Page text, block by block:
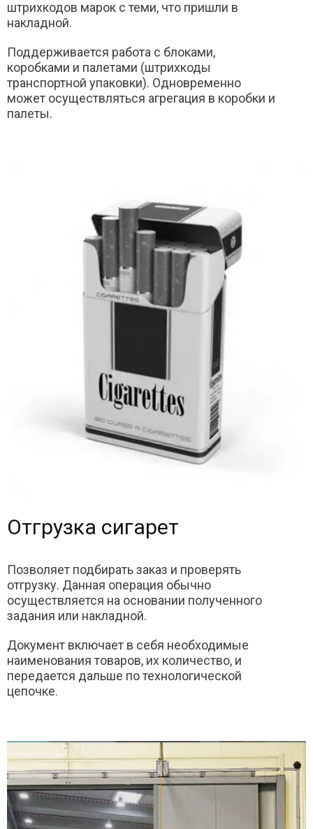
штрихкодов марок с теми, что пришли в
накладной.
Поддерживается работа с блоками,
коробками и палетами (штрихкоды
транспортной упаковки). Одновременно
может осуществляться агрегация в коробки и
палеты.
Отгрузка сигарет
Позволяет подбирать заказ и проверять
отгрузку. Данная операция обычно
осуществляется на основании полученного
задания или накладной.
Документ включает в себя необходимые
наименования товаров, их количество, и
передается дальше по технологической
цепочке.